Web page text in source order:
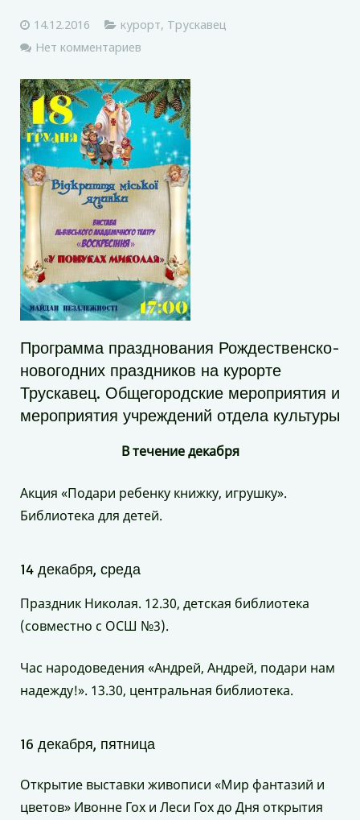
14.12.2016 курорт, Трускавец
Нет комментариев
Программа празднования Рождественско-
новогодних праздников на курорте
Трускавец. Общегородские мероприятия и
мероприятия учреждений отдела культуры
В течение декабря
Акция «Подари ребенку книжку, игрушку».
Библиотека для детей.
14 декабря, среда
Праздник Николая. 12.30, детская библиотека
(совместно с ОСШ №3).
Час народоведения «Андрей, Андрей, подари нам
надежду!». 13.30, центральная библиотека.
16 декабря, пятница
Открытие выставки живописи «Мир фантазий и
цветов» Ивонне Гох и Леси Гох до Дня открытия